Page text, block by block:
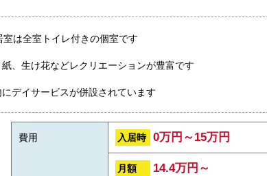
室は全室トイレ付きの個室です
、生け花などレクリエーションが豊富です
デイサービスが併設されています
費用 入居時 0万円～15万円
月額 14.4万円～